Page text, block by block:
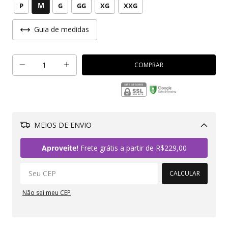
P M G GG XG XXG
Guia de medidas
MEIOS DE ENVIO
Aproveite!Frete grátis a partir de R$229,00
CALCULAR
Não sei meu CEP